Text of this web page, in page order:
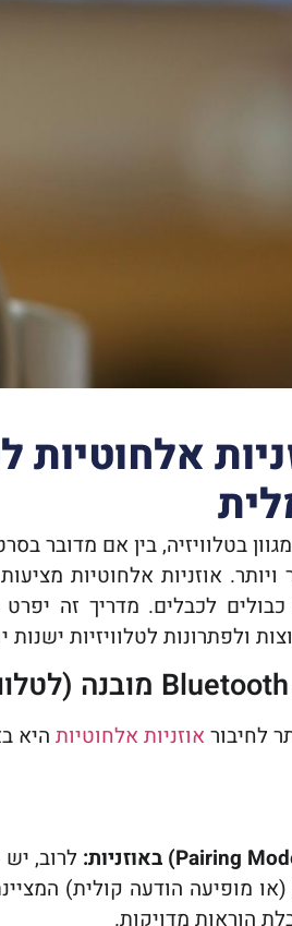
אלחוטיות
בטלוויזיה, בין אם מדובר
ויותר. אוזניות אלחוטיות
לכבלים. מדריך זה יפרט
ולפתרונות לטלוויזיות ישנות
לחיבור אוזניות אלחוטיות
(או מופיעה הודעה קולית)
הוראות מדויקות.